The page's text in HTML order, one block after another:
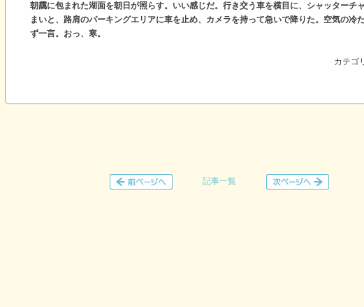
朝靄に包まれた湖面を朝日が照らす。いい感じだ。行き交う車を横目に、シャッターチ
まいと、路肩のパーキングエリアに車を止め、カメラを持って急いで降りた。空気の冷
ず一言。おっ、寒。
カテゴ
記事一覧